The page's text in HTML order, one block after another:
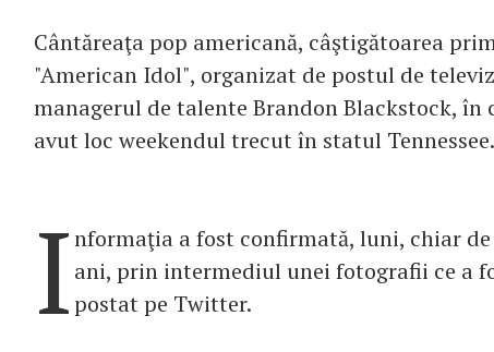
Cântăreaţa pop americană, câştigătoarea
"American Idol", organizat de postul de
managerul de talente Brandon Blackstock, în
avut loc weekendul trecut în statul Tennessee.
Informaţia a fost confirmată, luni, chiar
ani, prin intermediul unei fotografii ce a
postat pe Twitter.